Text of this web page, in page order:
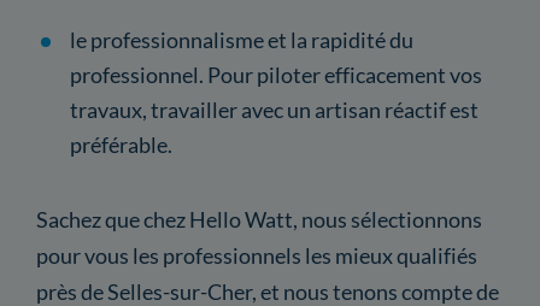
le professionnalisme et la rapidité du
professionnel. Pour piloter efficacement vos
travaux, travailler avec un artisan réactif est
préférable.
Sachez que chez Hello Watt, nous sélectionnons
pour vous les professionnels les mieux qualifiés
près de Selles-sur-Cher, et nous tenons compte de